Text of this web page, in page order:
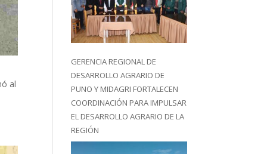
al
GERENCIA REGIONAL DE
DESARROLLO AGRARIO DE
PUNO Y MIDAGRI FORTALECEN
COORDINACIÓN PARA IMPULSAR
EL DESARROLLO AGRARIO DE LA
REGIÓN